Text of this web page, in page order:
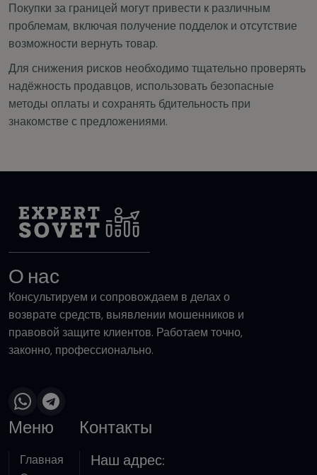
Покупки за границей могут привести к различным
проблемам, включая получение подделок и отсутствие
возможности вернуть товар.
Для снижения рисков необходимо тщательно проверять
надёжность продавцов, использовать безопасные
методы оплаты и сохранять бдительность при
знакомстве с предложениями.
О нас
Консультируем и сопровождаем в делах о
возврате средств, выявлении мошенников и
правовой защите клиентов. Работаем точно,
законно, профессионально.
Меню
Главная
Контакты
Наш адрес: